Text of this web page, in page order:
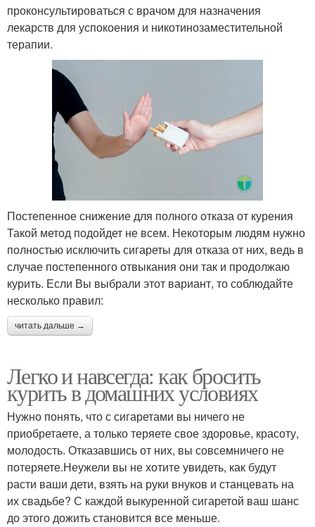
проконсультироваться с врачом для назначения
лекарств для успокоения и никотинозаместительной
терапии.
Постепенное снижение для полного отказа от курения
Такой метод подойдет не всем. Некоторым людям нужно
полностью исключить сигареты для отказа от них, ведь в
случае постепенного отвыкания они так и продолжаю
курить. Если Вы выбрали этот вариант, то соблюдайте
несколько правил:
читать дальше →
Легко и навсегда: как бросить
курить в домашних условиях
Нужно понять, что с сигаретами вы ничего не
приобретаете, а только теряете свое здоровье, красоту,
молодость. Отказавшись от них, вы совсемничего не
потеряете.Неужели вы не хотите увидеть, как будут
расти ваши дети, взять на руки внуков и станцевать на
их свадьбе? С каждой выкуренной сигаретой ваш шанс
до этого дожить становится все меньше.